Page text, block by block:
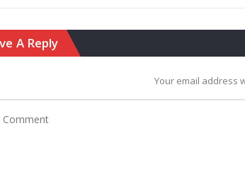
A Reply
Your email address